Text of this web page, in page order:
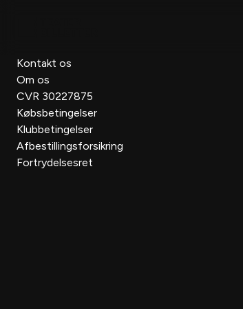
Kontakt os
Om os
CVR 30227875
Købsbetingelser
Klubbetingelser
Afbestillingsforsikring
Fortrydelsesret